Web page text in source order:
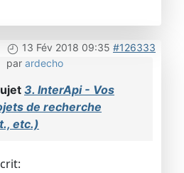
13 Fév 2018 09:35 #126333
par ardecho
3. InterApi - Vos
de recherche
etc.)